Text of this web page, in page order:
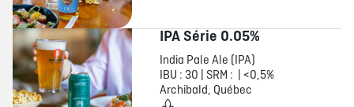
IPA Série 0.05%
India Pale Ale (IPA)
IBU : 30 | SRM : | <0,5%
Archibald, Québec